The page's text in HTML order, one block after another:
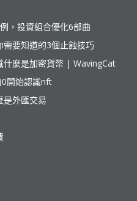
，投資組合優化6部曲
需要知道的3個止蝕技巧
什麼是加密貨幣 | WavingCat
開始認識nft
是外匯交易